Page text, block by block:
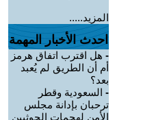
المزيد.....
احدث الأخبار المهمة
- هل اقترب اتفاق هرمز
أم أن الطريق لم يُعبد
بعد؟
- السعودية وقطر
ترحبان بإدانة مجلس
الأمن لهجمات الحوثيين